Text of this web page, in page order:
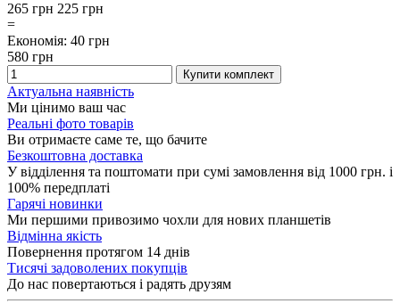
265 грн 225 грн
=
Економія: 40 грн
580 грн
Купити комплект
Актуальна наявність
Ми цінимо ваш час
Реальні фото товарів
Ви отримаєте саме те, що бачите
Безкоштовна доставка
У відділення та поштомати при сумі замовлення від 1000 грн. і
100% передплаті
Гарячі новинки
Ми першими привозимо чохли для нових планшетів
Відмінна якість
Повернення протягом 14 днів
Тисячі задоволених покупців
До нас повертаються і радять друзям